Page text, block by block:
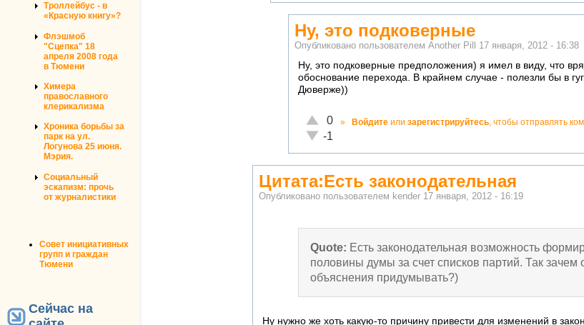
Троллейбус - в
«Красную книгу»?
Флэшмоб
"Сцепка" 18
апреля 2008 года
в Тюмени
Химера
православного
клерикализма
Хроника борьбы за
парк на ул.
Логунова 25 июня.
Мэрия.
Социальный
эскапизм: прочь
от журналистики
Совет инициативных
групп и граждан
Тюмени
Сейчас на
Ну, это подковерные
Опубликовано пользователем Another Pill 17 января, 2012 - 16:38
Ну, это подковерные предположения) я имел в виду, что
обоснование перехода. В крайнем случае - полезли бы в
Дюверже))
Отлично!
0
Неадекватно!
-1
» Войдите или зарегистрируйтесь , чтобы отправлять
Цитата:Есть законодательная
Опубликовано пользователем kender 17 января, 2012 - 16:19
Quote: Есть законодательная возможность
половины думы за счет списков партий. Так зачем
объяснения придумывать?)
Ну нужно же хоть какую-то причину привести для изменений в